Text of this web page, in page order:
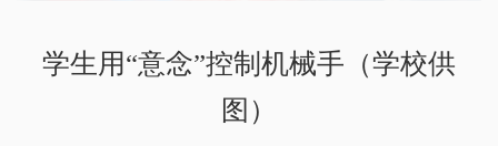
学生用“意念”控制机械手（学校供
图）